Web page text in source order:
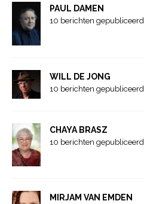
PAUL DAMEN
10 berichten gepubliceerd
WILL DE JONG
10 berichten gepubliceerd
CHAYA BRASZ
10 berichten gepubliceerd
MIRJAM VAN EMDEN